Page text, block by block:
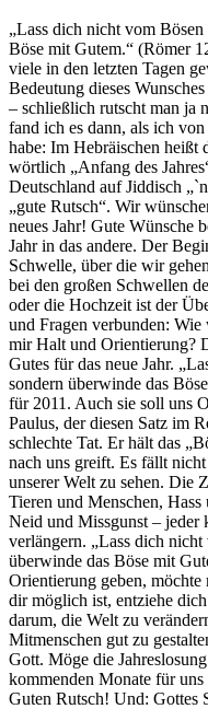
„Lass dich nicht vom
Böse mit Gutem.“ (Römer
viele in den letzten Tagen
Bedeutung dieses
– schließlich rutscht man ja
fand ich es dann, als ich
habe: Im Hebräischen heißt
wörtlich „Anfang des
Deutschland auf Jiddisch
„gute Rutsch“. Wir
neues Jahr! Gute Wünsche
Jahr in das andere. Der
Schwelle, über die wir
bei den großen Schwellen
oder die Hochzeit ist der
und Fragen verbunden:
mir Halt und Orientierung?
Gutes für das neue Jahr.
sondern überwinde das
für 2011. Auch sie soll uns
Paulus, der diesen Satz im
schlechte Tat. Er hält das
nach uns greift. Es fällt
unserer Welt zu sehen. Die
Tieren und Menschen,
Neid und Missgunst – jeder
verlängern. „Lass dich
überwinde das Böse mit
Orientierung geben,
dir möglich ist, entziehe
darum, die Welt zu
Mitmenschen gut zu
Gott. Möge die
kommenden Monate für
Guten Rutsch! Und: Gottes